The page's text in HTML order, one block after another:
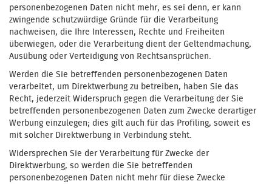
personenbezogenen Daten nicht mehr, es sei denn, er kann
zwingende schutzwürdige Gründe für die Verarbeitung
nachweisen, die Ihre Interessen, Rechte und Freiheiten
überwiegen, oder die Verarbeitung dient der Geltendmachung,
Ausübung oder Verteidigung von Rechtsansprüchen.
Werden die Sie betreffenden personenbezogenen Daten
verarbeitet, um Direktwerbung zu betreiben, haben Sie das
Recht, jederzeit Widerspruch gegen die Verarbeitung der Sie
betreffenden personenbezogenen Daten zum Zwecke derartiger
Werbung einzulegen; dies gilt auch für das Profiling, soweit es
mit solcher Direktwerbung in Verbindung steht.
Widersprechen Sie der Verarbeitung für Zwecke der
Direktwerbung, so werden die Sie betreffenden
personenbezogenen Daten nicht mehr für diese Zwecke